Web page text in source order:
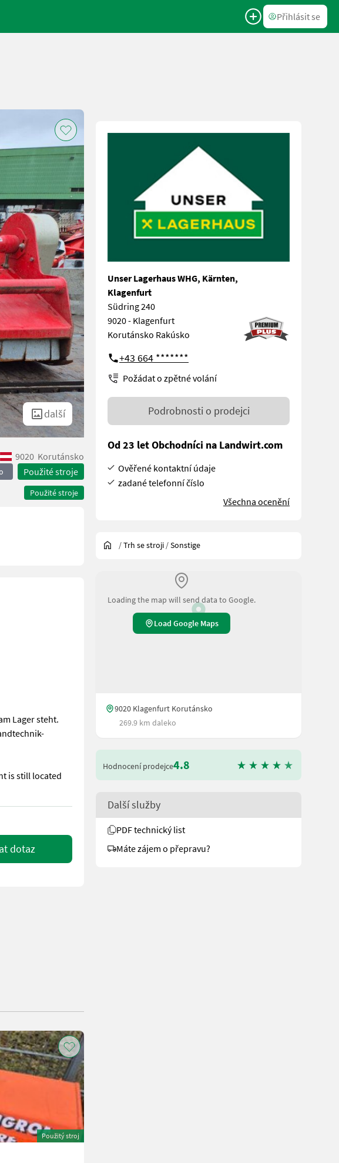
Přihlásit se
další
9020 Korutánsko
Použité stroje
Použité stroje
Lager steht.
is still located
bei uns am Lager steht. Wir inserieren auch Maschinen, die sich noch
dotaz
Unser Lagerhaus WHG, Kärnten,
Klagenfurt
Südring 240
9020 - Klagenfurt
Korutánsko Rakúsko
+43 664 *******
Požádat o zpětné volání
Podrobnosti o prodejci
Od 23 let Obchodníci na Landwirt.com
Ověřené kontaktní údaje
zadané telefonní číslo
Všechna ocenění
/Trh se stroji /Sonstige
Loading the map will send data to Google.
Load Google Maps
9020 Klagenfurt Korutánsko
269.9 km daleko
Hodnocení prodejce4.8
Další služby
PDF technický list
Máte zájem o přepravu?
Použitý stroj